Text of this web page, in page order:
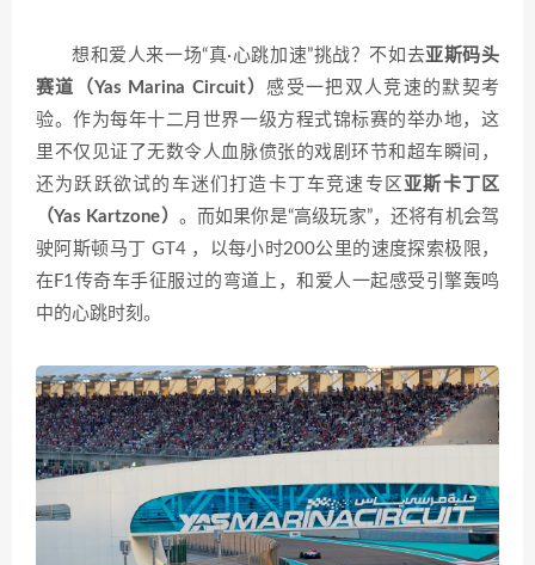
想和爱人来一场“真·心跳加速”挑战？不如去亚斯码头
赛道（Yas Marina Circuit）感受一把双人竞速的默契考
验。作为每年十二月世界一级方程式锦标赛的举办地，这
里不仅见证了无数令人血脉偾张的戏剧环节和超车瞬间，
还为跃跃欲试的车迷们打造卡丁车竞速专区 亚斯卡丁区
（Yas Kartzone） 。而如果你是“高级玩家”，还将有机会驾
驶阿斯顿马丁 GT4 ，以每小时200公里的速度探索极限，
在F1传奇车手征服过的弯道上，和爱人一起感受引擎轰鸣
中的心跳时刻。